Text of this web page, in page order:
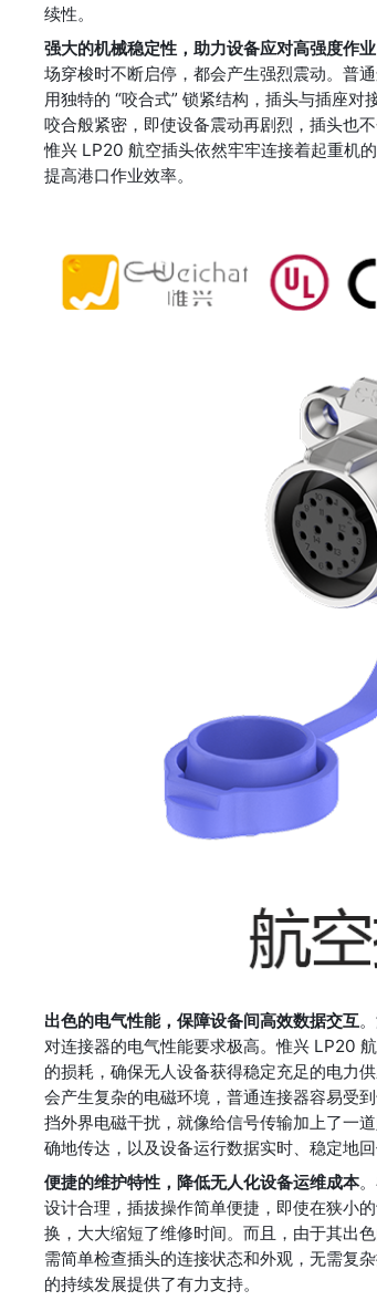
续性。
强大的机械稳定性，助力设备应对高强度作业
场穿梭时不断启停，都会产生强烈震动。普
用独特的 “咬合式” 锁紧结构，插头与插座
咬合般紧密，即使设备震动再剧烈，插头也
惟兴 LP20 航空插头依然牢牢连接着起重机
提高港口作业效率。
出色的电气性能，保障设备间高效数据交互
对连接器的电气性能要求极高。惟兴 LP20
的损耗，确保无人设备获得稳定充足的电力
会产生复杂的电磁环境，普通连接器容易受
挡外界电磁干扰，就像给信号传输加上了一
确地传达，以及设备运行数据实时、稳定地
便捷的维护特性，降低无人化设备运维成本
设计合理，插拔操作简单便捷，即使在狭小
换，大大缩短了维修时间。而且，由于其出
需简单检查插头的连接状态和外观，无需复
的持续发展提供了有力支持。